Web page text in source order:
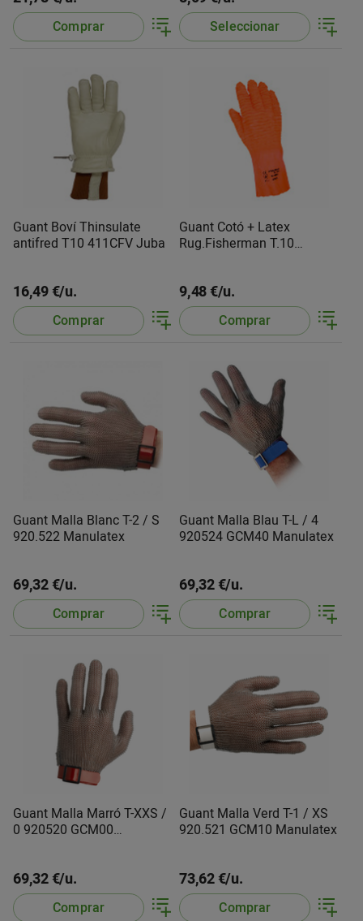
Comprar Seleccionar
Guant Boví Thinsulate
antifred T10 411CFV Juba
16,49 €/u.
Comprar
Guant Cotó + Latex
Rug.Fisherman T.10
9,48 €/u.
Comprar
Guant Malla Blanc T-2 / S
920.522 Manulatex
69,32 €/u.
Comprar
Guant Malla Blau T-L / 4
920524 GCM40 Manulatex
69,32 €/u.
Comprar
Guant Malla Marró T-XXS /
0 920520 GCM00
69,32 €/u.
Comprar
Guant Malla Verd T-1 / XS
920.521 GCM10 Manulatex
73,62 €/u.
Comprar